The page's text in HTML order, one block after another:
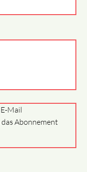
Mail
Abonnement